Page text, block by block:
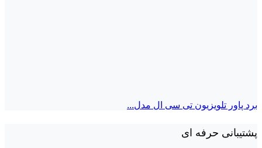
برد پاور تلویزیون تی سی ال مدل...
پشتیبانی حرفه ای